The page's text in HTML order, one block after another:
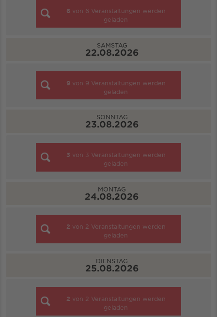
6 von 6 Veranstaltungen werden
geladen
SAMSTAG
22.08.2026
9 von 9 Veranstaltungen werden
geladen
SONNTAG
23.08.2026
3 von 3 Veranstaltungen werden
geladen
MONTAG
24.08.2026
2 von 2 Veranstaltungen werden
geladen
DIENSTAG
25.08.2026
2 von 2 Veranstaltungen werden
geladen